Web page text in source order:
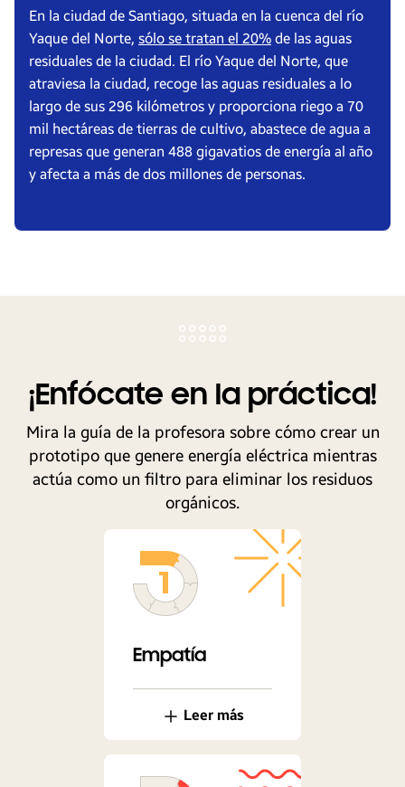
En la ciudad de Santiago, situada en la cuenca del río
Yaque del Norte, sólo se tratan el 20% de las aguas
residuales de la ciudad. El río Yaque del Norte, que
atraviesa la ciudad, recoge las aguas residuales a lo
largo de sus 296 kilómetros y proporciona riego a 70
mil hectáreas de tierras de cultivo, abastece de agua a
represas que generan 488 gigavatios de energía al año
y afecta a más de dos millones de personas.
¡Enfócate en la práctica!
Mira la guía de la profesora sobre cómo crear un
prototipo que genere energía eléctrica mientras
actúa como un filtro para eliminar los residuos
orgánicos.
Empatía
Leer más